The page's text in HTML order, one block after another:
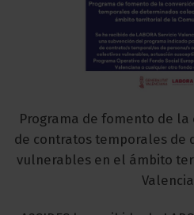
Programa de fomento de
de contratos temporales de
vulnerables en el ámbito